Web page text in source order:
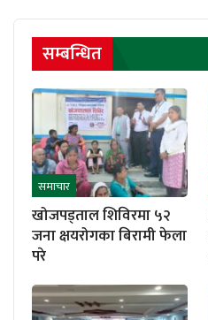
सम्बन्धित
समाचार
खोजपड्ताल शिविरमा ५२
जना क्षयरोगका बिरामी फेला
परे